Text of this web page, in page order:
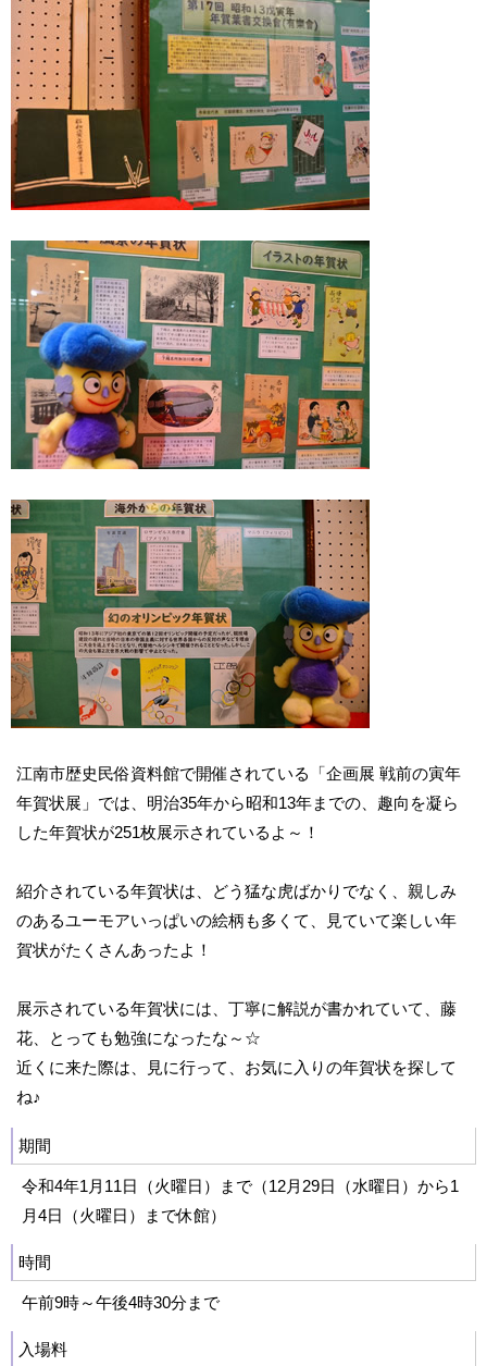
江南市歴史民俗資料館で開催されている「企画展 戦前の寅年
年賀状展」では、明治35年から昭和13年までの、趣向を凝ら
した年賀状が251枚展示されているよ～！
紹介されている年賀状は、どう猛な虎ばかりでなく、親しみ
のあるユーモアいっぱいの絵柄も多くて、見ていて楽しい年
賀状がたくさんあったよ！
展示されている年賀状には、丁寧に解説が書かれていて、藤
花、とっても勉強になったな～☆
近くに来た際は、見に行って、お気に入りの年賀状を探して
ね♪
期間
令和4年1月11日（火曜日）まで（12月29日（水曜日）から1
月4日（火曜日）まで休館）
時間
午前9時～午後4時30分まで
入場料